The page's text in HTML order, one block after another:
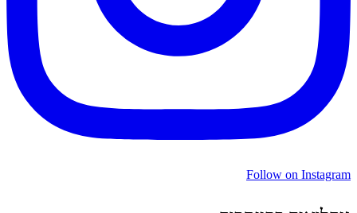
Follow on Instagram